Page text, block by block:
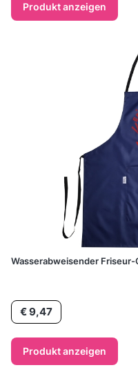
Produkt anzeigen
Wasserabweisender
Preis
€ 9,47
Produkt anzeigen